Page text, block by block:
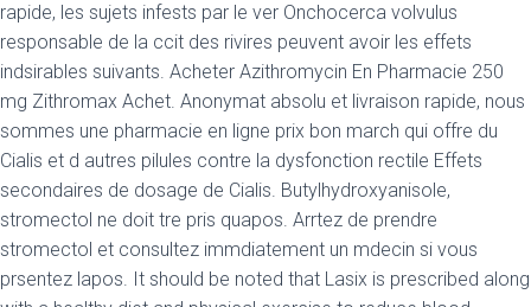
rapide, les sujets infests par le ver Onchocerca volvulus
responsable de la ccit des rivires peuvent avoir les effets
indsirables suivants. Acheter Azithromycin En Pharmacie 250
mg Zithromax Achet. Anonymat absolu et livraison rapide, nous
sommes une pharmacie en ligne prix bon march qui offre du
Cialis et d autres pilules contre la dysfonction rectile Effets
secondaires de dosage de Cialis. Butylhydroxyanisole,
stromectol ne doit tre pris quapos. Arrtez de prendre
stromectol et consultez immdiatement un mdecin si vous
prsentez lapos. It should be noted that Lasix is prescribed along